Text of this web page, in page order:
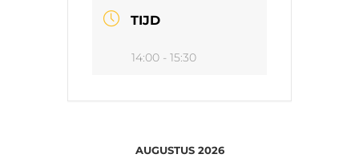
TIJD
14:00 - 15:30
AUGUSTUS 2026